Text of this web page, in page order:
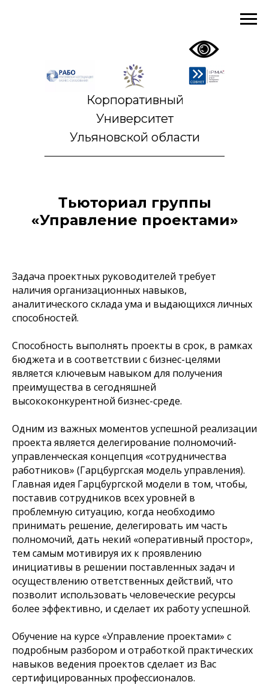
Корпоративный
Университет
Ульяновской области
Тьюториал группы
«Управление проектами»
Задача проектных руководителей требует
наличия организационных навыков,
аналитического склада ума и выдающихся личных
способностей.
Способность выполнять проекты в срок, в рамках
бюджета и в соответствии с бизнес-целями
является ключевым навыком для получения
преимущества в сегодняшней
высококонкурентной бизнес-среде.
Одним из важных моментов успешной реализации
проекта является делегирование полномочий-
управленческая концепция «сотрудничества
работников» (Гарцбургская модель управления).
Главная идея Гарцбургской модели в том, чтобы,
поставив сотрудников всех уровней в
проблемную ситуацию, когда необходимо
принимать решение, делегировать им часть
полномочий, дать некий «оперативный простор»,
тем самым мотивируя их к проявлению
инициативы в решении поставленных задач и
осуществлению ответственных действий, что
позволит использовать человеческие ресурсы
более эффективно, и сделает их работу успешной.
Обучение на курсе «Управление проектами» с
подробным разбором и отработкой практических
навыков ведения проектов сделает из Вас
сертифицированных профессионалов.